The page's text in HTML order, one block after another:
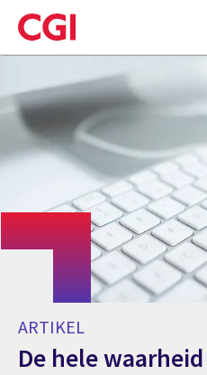
Skip
to
main
ARTIKEL
De hele